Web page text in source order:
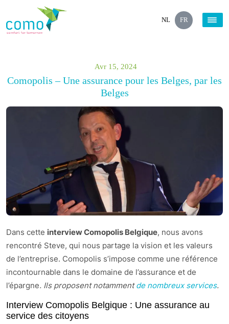
NL FR
Avr 15, 2024
Comopolis – Une assurance pour les Belges, par les
Belges
Dans cette interview Comopolis Belgique, nous avons
rencontré Steve, qui nous partage la vision et les valeurs
de l’entreprise. Comopolis s’impose comme une référence
incontournable dans le domaine de l’assurance et de
l’épargne. Ils proposent notammentde nombreux services.
Interview Comopolis Belgique : Une assurance au
service des citoyens